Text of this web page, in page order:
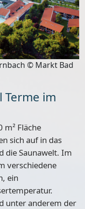
© Markt Bad
Terme im
m² Fläche
sich auf in das
die Saunawelt. Im
verschiedene
ein
unter anderem der